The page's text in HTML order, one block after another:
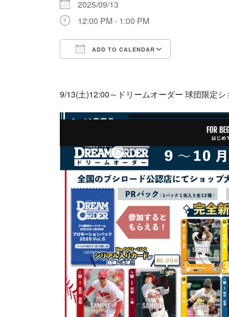
2025/09/13
12:00 PM - 1:00 PM
ADD TO CALENDAR
9/13(土)12:00～ドリームオーダー 球団限定